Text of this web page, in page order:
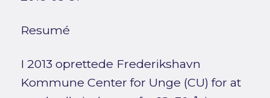
Resumé
I 2013 oprettede Frederikshavn
Kommune Center for Unge (CU) for at